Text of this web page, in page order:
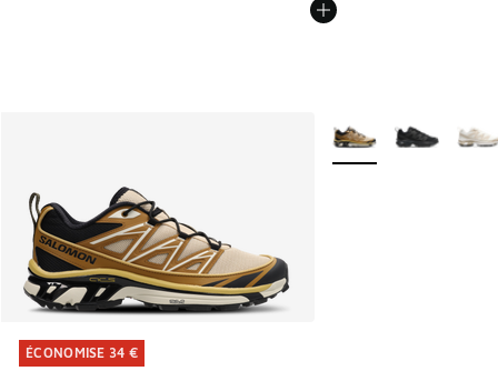
ÉCONOMISE 34 €
ÉCONOMISE 34 €
Plus de couleurs